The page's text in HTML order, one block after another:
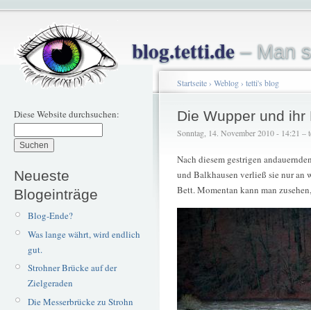
blog.tetti.de– Man
Diese Website durchsuchen:
Neueste
Blogeinträge
Blog-Ende?
Was lange währt, wird endlich
gut.
Strohner Brücke auf der
Zielgeraden
Die Messerbrücke zu Strohn
Startseite› Weblog› tetti's blog
Die Wupper und ihr
Sonntag, 14. November 2010 - 14:21 –
Nach diesem gestrigen
und Balkhausen verließ sie nur an
Bett. Momentan kann man